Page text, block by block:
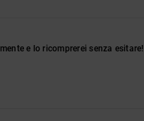
e lo ricomprerei senza esitare!